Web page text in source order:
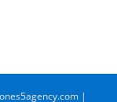
|